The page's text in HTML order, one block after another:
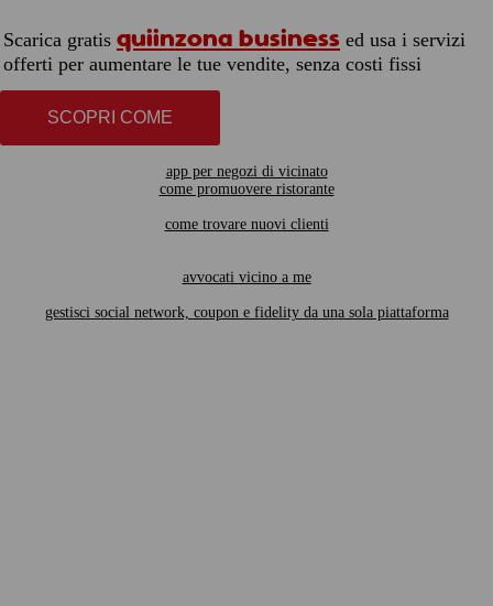
Scarica gratis quiinzona business ed usa i servizi
offerti per aumentare le tue vendite, senza costi fissi
SCOPRI COME
app per negozi di vicinato
come promuovere ristorante
come trovare nuovi clienti
avvocati vicino a me
gestisci social network, coupon e fidelity da una sola piattaforma